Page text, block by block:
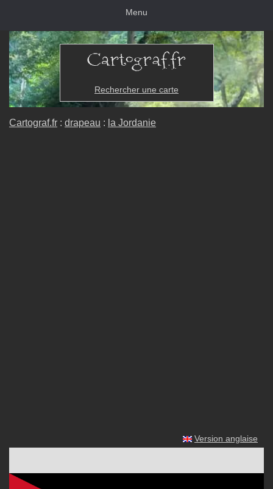
Menu
Rechercher une carte
Cartograf.fr : drapeau : la Jordanie
Version anglaise